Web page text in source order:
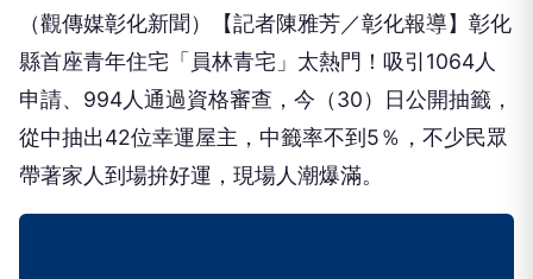
（觀傳媒彰化新聞）【記者陳雅芳／彰化報導】彰化
縣首座青年住宅「員林青宅」太熱門！吸引1064人
申請、994人通過資格審查，今（30）日公開抽籤，
從中抽出42位幸運屋主，中籤率不到5％，不少民眾
帶著家人到場拚好運，現場人潮爆滿。